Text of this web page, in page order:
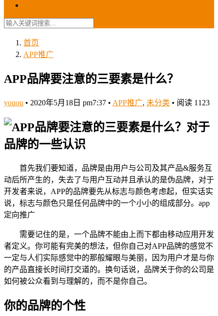
首页
APP推广
APP品牌要注意的三要素是什么？
youou • 2020年5月18日 pm7:37 • APP推广, 未分类 • 阅读 1123
对于
品牌的一些认识
首先我们要知道，品牌是由用户与公司及其产品&服务互
动后所产生的，失去了与用户互动并且承认的是伪品牌，对于
开发者来说，APP的品牌要先从标志与颜色考虑起，但实话实
说，标志与颜色只是任何品牌中的一个小小的组成部分。app
定向推广
需要记住的是，一个品牌不能由上而下都由移动应用开发
者定义。你可能有完美的想法，但你自己对APP品牌的感觉不
一定与人们实际感觉中的那般耀眼与美丽，因为用户才是与你
的产品直接长时间打交道的。换句话说，品牌关于你的公司是
如何被公众看到与理解的，而不是你自己。
你的品牌的个性